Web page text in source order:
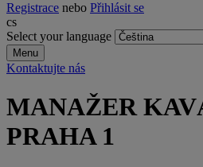
Registrace nebo Přihlásit se
cs
Select your language
Menu
Kontaktujte nás
MANAŽER
PRAHA 1